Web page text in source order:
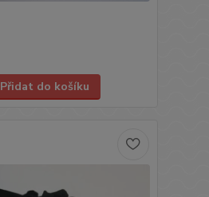
Přidat do košíku